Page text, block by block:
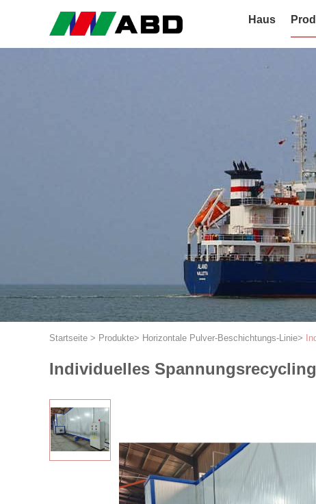
Haus
Startseite > Produkte> Horizontale Pulver-Beschichtungs-Linie>
Individuelles